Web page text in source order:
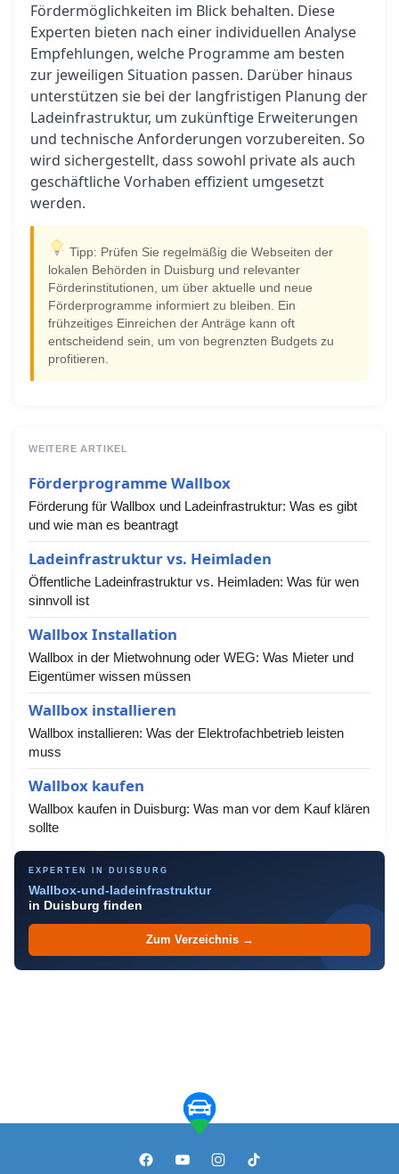
Fördermöglichkeiten im Blick behalten. Diese
Experten bieten nach einer individuellen Analyse
Empfehlungen, welche Programme am besten
zur jeweiligen Situation passen. Darüber hinaus
unterstützen sie bei der langfristigen Planung der
Ladeinfrastruktur, um zukünftige Erweiterungen
und technische Anforderungen vorzubereiten. So
wird sichergestellt, dass sowohl private als auch
geschäftliche Vorhaben effizient umgesetzt
werden.
Tipp: Prüfen Sie regelmäßig die Webseiten der
lokalen Behörden in Duisburg und relevanter
Förderinstitutionen, um über aktuelle und neue
Förderprogramme informiert zu bleiben. Ein
frühzeitiges Einreichen der Anträge kann oft
entscheidend sein, um von begrenzten Budgets zu
profitieren.
WEITERE ARTIKEL
Förderprogramme Wallbox
Förderung für Wallbox und Ladeinfrastruktur: Was es gibt
und wie man es beantragt
Ladeinfrastruktur vs. Heimladen
Öffentliche Ladeinfrastruktur vs. Heimladen: Was für wen
sinnvoll ist
Wallbox Installation
Wallbox in der Mietwohnung oder WEG: Was Mieter und
Eigentümer wissen müssen
Wallbox installieren
Wallbox installieren: Was der Elektrofachbetrieb leisten
muss
Wallbox kaufen
Wallbox kaufen in Duisburg: Was man vor dem Kauf klären
sollte
EXPERTEN IN DUISBURG
Wallbox-und-ladeinfrastruktur
in Duisburg finden
Zum Verzeichnis →